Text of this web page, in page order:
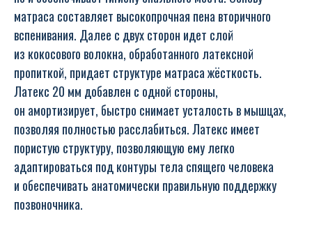
матраса составляет высокопрочная пена вторичного
вспенивания. Далее с двух сторон идет слой
из кокосового волокна, обработанного латексной
пропиткой, придает структуре матраса жёсткость.
Латекс 20 мм добавлен с одной стороны,
он амортизирует, быстро снимает усталость в мышцах,
позволяя полностью расслабиться. Латекс имеет
пористую структуру, позволяющую ему легко
адаптироваться под контуры тела спящего человека
и обеспечивать анатомически правильную поддержку
позвоночника.